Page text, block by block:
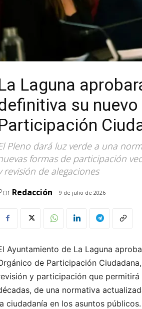
Laguna
su
Pleno dará luz verde a una
formas de participación
revisión de alegaciones
Redacción 9 de julio de 2026
Ayuntamiento de La Laguna
de Participación
y participación que
de una normativa
ciudadanía en los asuntos públicos.